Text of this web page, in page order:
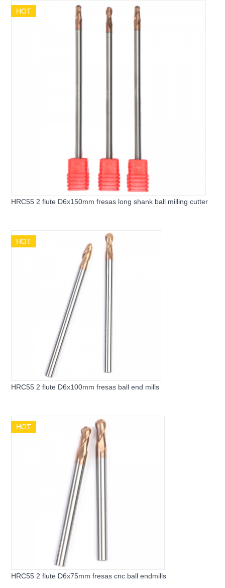
HOT
HRC55 2 flute D6x150mm fresas long shank ball milling cutter
HOT
HRC55 2 flute D6x100mm fresas ball end mills
HOT
HRC55 2 flute D6x75mm fresas cnc ball endmills